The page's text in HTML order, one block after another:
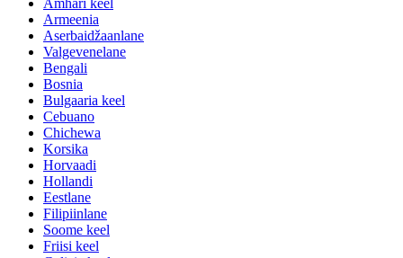
Amhari keel
Armeenia
Aserbaidžaanlane
Valgevenelane
Bengali
Bosnia
Bulgaaria keel
Cebuano
Chichewa
Korsika
Horvaadi
Hollandi
Eestlane
Filipiinlane
Soome keel
Friisi keel